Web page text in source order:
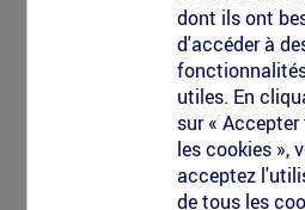
dont ils ont
d'accéder à
utiles. En
sur «
les cookies »,
acceptez
de tous les